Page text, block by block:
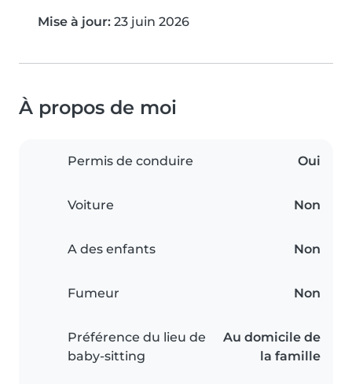
Mise à jour: 23 juin 2026
À propos de moi
Permis de conduire Oui
Voiture Non
A des enfants Non
Fumeur Non
Préférence du lieu de
baby-sitting
Au domicile de
la famille